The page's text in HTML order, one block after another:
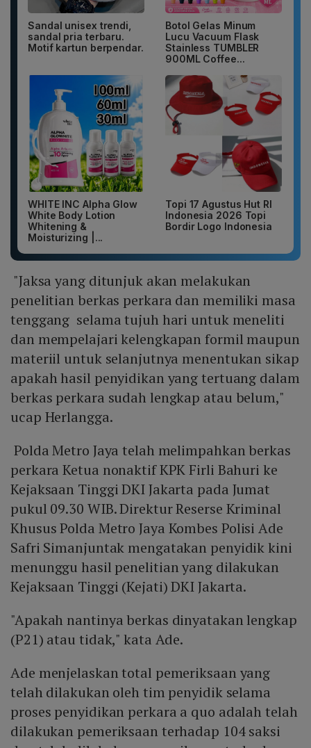
Sandal unisex trendi,
sandal pria terbaru.
Motif kartun berpendar.
Botol Gelas Minum
Lucu Vacuum Flask
Stainless TUMBLER
900ML Coffee...
WHITE INC Alpha Glow
White Body Lotion
Whitening &
Moisturizing |...
Topi 17 Agustus Hut RI
Indonesia 2026 Topi
Bordir Logo Indonesia
"Jaksa yang ditunjuk akan melakukan
penelitian berkas perkara dan memiliki masa
tenggang selama tujuh hari untuk meneliti
dan mempelajari kelengkapan formil maupun
materiil untuk selanjutnya menentukan sikap
apakah hasil penyidikan yang tertuang dalam
berkas perkara sudah lengkap atau belum,"
ucap Herlangga.
Polda Metro Jaya telah melimpahkan berkas
perkara Ketua nonaktif KPK Firli Bahuri ke
Kejaksaan Tinggi DKI Jakarta pada Jumat
pukul 09.30 WIB. Direktur Reserse Kriminal
Khusus Polda Metro Jaya Kombes Polisi Ade
Safri Simanjuntak mengatakan penyidik kini
menunggu hasil penelitian yang dilakukan
Kejaksaan Tinggi (Kejati) DKI Jakarta.
"Apakah nantinya berkas dinyatakan lengkap
(P21) atau tidak," kata Ade.
Ade menjelaskan total pemeriksaan yang
telah dilakukan oleh tim penyidik selama
proses penyidikan perkara a quo adalah telah
dilakukan pemeriksaan terhadap 104 saksi